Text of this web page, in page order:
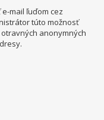
mail ľuďom cez
túto možnosť
anonymných